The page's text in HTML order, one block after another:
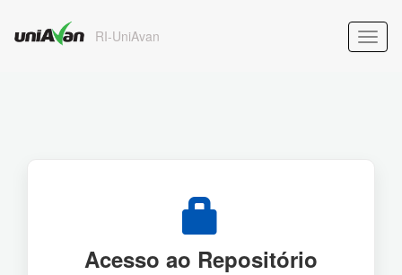
RI-UniAvan
Acesso ao Repositório